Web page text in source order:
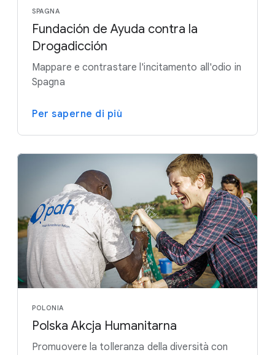
SPAGNA
Fundación de Ayuda contra la
Drogadicción
Mappare e contrastare l'incitamento all'odio in
Spagna
Per saperne di più
POLONIA
Polska Akcja Humanitarna
Promuovere la tolleranza della diversità con